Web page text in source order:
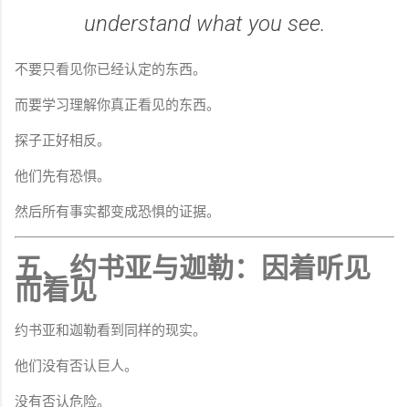
understand what you see.
不要只看见你已经认定的东西。
而要学习理解你真正看见的东西。
探子正好相反。
他们先有恐惧。
然后所有事实都变成恐惧的证据。
五、约书亚与迦勒：因着听见
而看见
约书亚和迦勒看到同样的现实。
他们没有否认巨人。
没有否认危险。